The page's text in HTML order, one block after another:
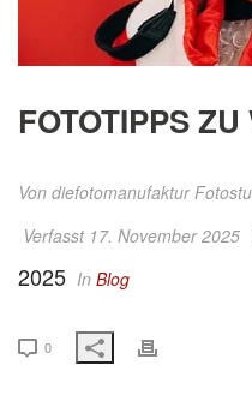
FOTOTIPPS
Von diefotomanufaktur
Verfasst 17. November 2025
2025 In Blog
0